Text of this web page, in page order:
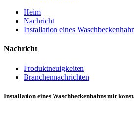
Heim
Nachricht
Installation eines
Nachricht
Produktneuigkeiten
Branchennachrichten
Installation eines Waschbeckenhahns mit